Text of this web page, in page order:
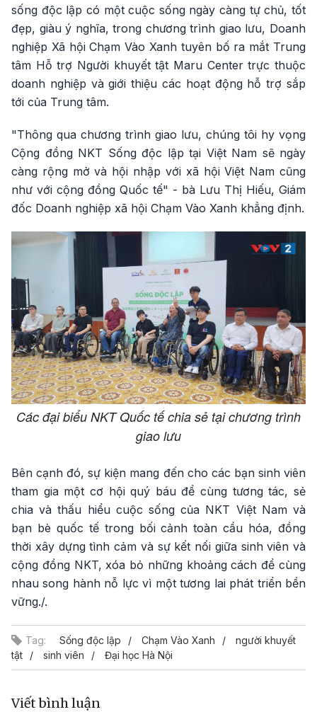
sống độc lập có một cuộc sống ngày càng tự chủ, tốt
đẹp, giàu ý nghĩa, trong chương trình giao lưu, Doanh
nghiệp Xã hội Chạm Vào Xanh tuyên bố ra mắt Trung
tâm Hỗ trợ Người khuyết tật Maru Center trực thuộc
doanh nghiệp và giới thiệu các hoạt động hỗ trợ sắp
tới của Trung tâm.
"Thông qua chương trình giao lưu, chúng tôi hy vọng
Cộng đồng NKT Sống độc lập tại Việt Nam sẽ ngày
càng rộng mở và hội nhập với xã hội Việt Nam cũng
như với cộng đồng Quốc tế" - bà Lưu Thị Hiếu, Giám
đốc Doanh nghiệp xã hội Chạm Vào Xanh khẳng định.
Các đại biểu NKT Quốc tế chia sẻ tại chương trình
giao lưu
Bên cạnh đó, sự kiện mang đến cho các bạn sinh viên
tham gia một cơ hội quý báu để cùng tương tác, sẻ
chia và thấu hiểu cuộc sống của NKT Việt Nam và
bạn bè quốc tế trong bối cảnh toàn cầu hóa, đồng
thời xây dựng tình cảm và sự kết nối giữa sinh viên và
cộng đồng NKT, xóa bỏ những khoảng cách để cùng
nhau song hành nỗ lực vì một tương lai phát triển bền
vững./.
Tag: Sống độc lập Chạm Vào Xanh
người khuyết
tật
sinh viên Đại học Hà Nội
Viết bình luận